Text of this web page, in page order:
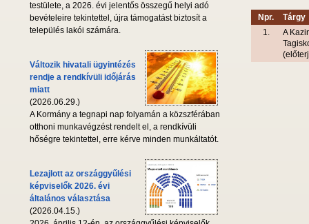
testülete, a 2026. évi jelentős összegű helyi adó
bevételeire tekintettel, újra támogatást biztosít a
település lakói számára.
Változik hivatali ügyintézés
rendje a rendkívüli időjárás
miatt
(2026.06.29.)
A Kormány a tegnapi nap folyamán a közszférában
otthoni munkavégzést rendelt el, a rendkívüli
hőségre tekintettel, erre kérve minden munkáltatót.
Lezajlott az országgyűlési
képviselők 2026. évi
általános választása
(2026.04.15.)
Npr.
Tárgy
1.
A